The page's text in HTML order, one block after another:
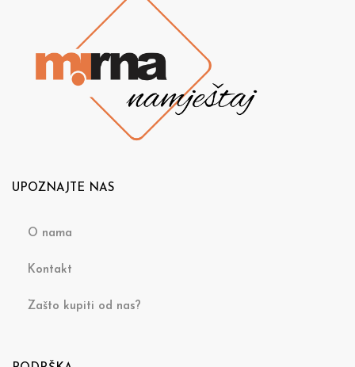
UPOZNAJTE NAS
O nama
Kontakt
Zašto kupiti od nas?